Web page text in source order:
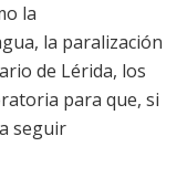
la
la paralización
de Lérida, los
para que, si
seguir